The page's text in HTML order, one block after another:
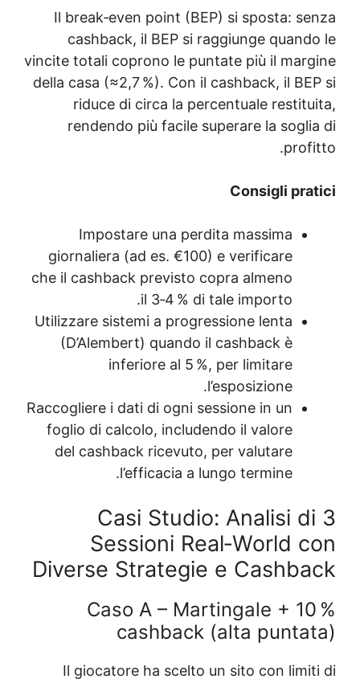
Il break‑even
cashback, il
vincite totali coprono
della casa (≈2,7 %).
riduce di circa
rendendo più
Impostare
giornaliera (ad es.
che il cashback
Utilizzare sistemi a
(D’Alembert)
inferiore
Raccogliere i dati di
foglio di calcolo,
del cashback
Casi
Sessioni
Diverse
Caso A –
Il giocatore ha